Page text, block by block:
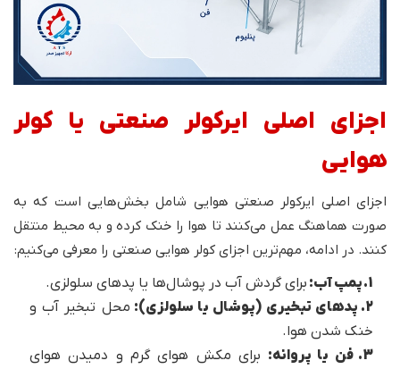
اجزای اصلی ایرکولر صنعتی یا کولر
هوایی
اجزای اصلی ایرکولر صنعتی هوایی شامل بخش‌هایی است که به
صورت هماهنگ عمل می‌کنند تا هوا را خنک کرده و به محیط منتقل
کنند. در ادامه، مهم‌ترین اجزای کولر هوایی صنعتی را معرفی می‌کنیم:
1. پمپ آب:
برای گردش آب در پوشال‌ها یا پدهای سلولزی.
2. پدهای تبخیری (پوشال یا سلولزی):
محل تبخیر آب و
خنک شدن هوا.
3. فن یا پروانه:
برای مکش هوای گرم و دمیدن هوای